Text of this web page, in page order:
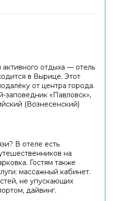
отдыха — отель
в Вырице. Этот
от центра города.
«Павловск»,
(Вознесенский)
В отеле есть
на
Гостям также
массажный кабинет.
не упускающих
дайвинг.